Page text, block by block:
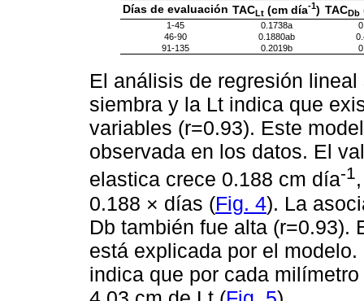
Días de evaluación TACLt (cm día-1) TACDb
1-45 0.1738a
46-90
0.1880ab
91-135
0.2019b
El análisis de regresión
siembra y la Lt indica que
variables (r=0.93). Este
observada en los datos. El
elastica crece 0.188 cm día-1
0.188 × días (Fig. 4). La
Db también fue alta (r=0.93).
está explicada por el
indica que por cada